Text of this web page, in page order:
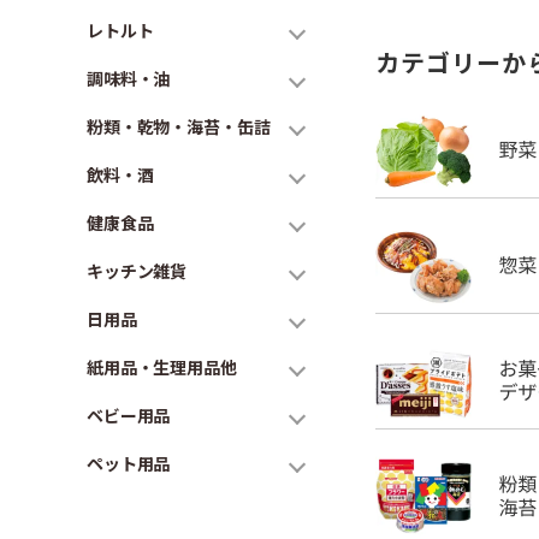
レトルト
調味料・油
粉類・乾物・海苔・缶詰
飲料・酒
健康食品
キッチン雑貨
日用品
紙用品・生理用品他
ベビー用品
ペット用品
カテゴリーか